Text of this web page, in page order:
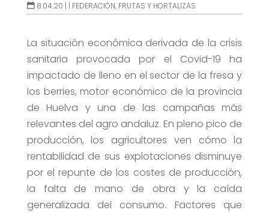
8.04.20 | | FEDERACIÓN, FRUTAS Y HORTALIZAS
La situación económica derivada de la crisis
sanitaria provocada por el Covid-19 ha
impactado de lleno en el sector de la fresa y
los berries, motor económico de la provincia
de Huelva y una de las campañas más
relevantes del agro andaluz. En pleno pico de
producción, los agricultores ven cómo la
rentabilidad de sus explotaciones disminuye
por el repunte de los costes de producción,
la falta de mano de obra y la caída
generalizada del consumo. Factores que